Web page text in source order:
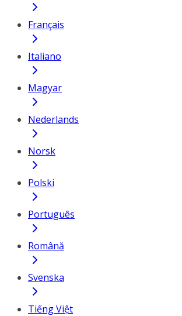
Français
Italiano
Magyar
Nederlands
Norsk
Polski
Português
Română
Svenska
Tiếng Việt